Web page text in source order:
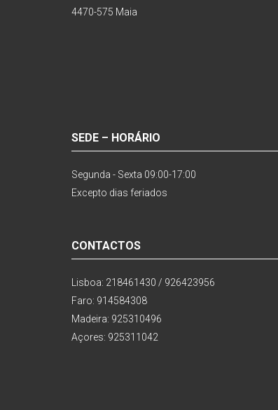
4470-575 Maia
SEDE – HORÁRIO
Segunda - Sexta 09:00-17:00
Excepto dias feriados
CONTACTOS
Lisboa: 218461430 / 926423956
Faro: 914584308
Madeira: 925310496
Açores: 925311042